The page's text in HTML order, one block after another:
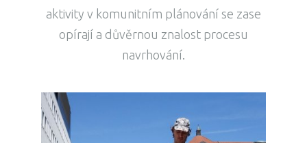
aktivity v komunitním plánování se zase
opírají a důvěrnou znalost procesu
navrhování.